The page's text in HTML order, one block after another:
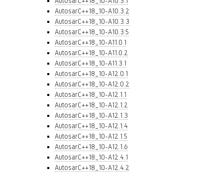
AutosarC++18_10-A10.3.2
AutosarC++18_10-A10.3.3
AutosarC++18_10-A10.3.5
AutosarC++18_10-A11.0.1
AutosarC++18_10-A11.0.2
AutosarC++18_10-A11.3.1
AutosarC++18_10-A12.0.1
AutosarC++18_10-A12.0.2
AutosarC++18_10-A12.1.1
AutosarC++18_10-A12.1.2
AutosarC++18_10-A12.1.3
AutosarC++18_10-A12.1.4
AutosarC++18_10-A12.1.5
AutosarC++18_10-A12.1.6
AutosarC++18_10-A12.4.1
AutosarC++18_10-A12.4.2